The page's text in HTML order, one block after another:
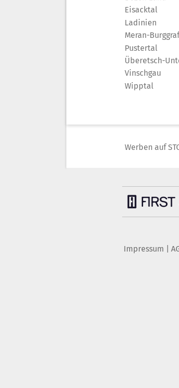
Eisacktal
Ladinien
Meran-
Pustertal
Überetsch-
Vinschgau
Wipptal
Werben auf
Impressum